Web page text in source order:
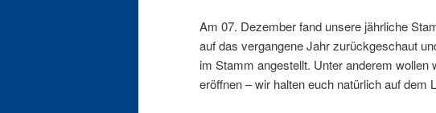
Am 07. Dezember fand unsere jährliche
auf das vergangene Jahr zurückgeschaut
im Stamm angestellt. Unter anderem
eröffnen – wir halten euch natürlich auf dem